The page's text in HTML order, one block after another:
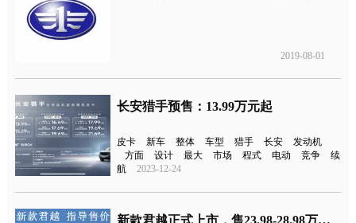
2019-08-01
长安猎手预售：13.99万元起
皮卡 新车 整体 车型 猎手 长安
发动机
方面
设计 最大 市场 程式 电动 竞争
续
航
2023-12-24